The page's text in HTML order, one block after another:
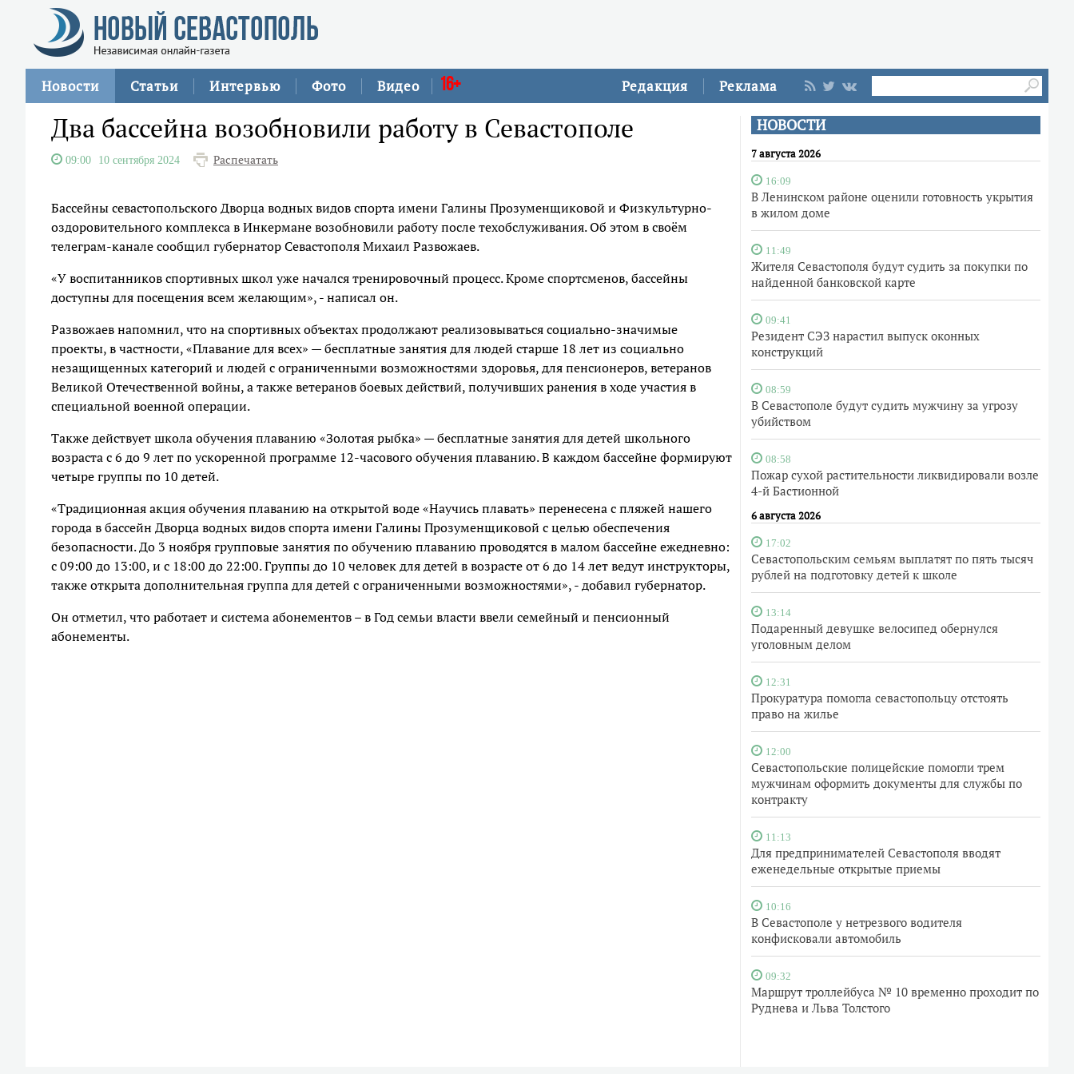
Редакция Реклама
Новости Статьи Интервью Фото Видео 16+
НОВОСТИ
7 августа 2026
16:09
В Ленинском районе оценили готовность укрытия
в жилом доме
11:49
Жителя Севастополя будут судить за покупки по
найденной банковской карте
09:41
Резидент СЭЗ нарастил выпуск оконных
конструкций
08:59
В Севастополе будут судить мужчину за угрозу
убийством
08:58
Пожар сухой растительности ликвидировали возле
4-й Бастионной
6 августа 2026
17:02
Севастопольским семьям выплатят по пять тысяч
рублей на подготовку детей к школе
13:14
Подаренный девушке велосипед обернулся
уголовным делом
12:31
Прокуратура помогла севастопольцу отстоять
право на жилье
12:00
Севастопольские полицейские помогли трем
мужчинам оформить документы для службы по
контракту
11:13
Для предпринимателей Севастополя вводят
еженедельные открытые приемы
10:16
В Севастополе у нетрезвого водителя
конфисковали автомобиль
09:32
Маршрут троллейбуса № 10 временно проходит по
Руднева и Льва Толстого
Два бассейна возобновили работу в Севастополе
09:00 10 сентября 2024 Распечатать
Бассейны севастопольского Дворца водных видов спорта имени Галины Прозуменщиковой и Физкультурно-
оздоровительного комплекса в Инкермане возобновили работу после техобслуживания. Об этом в своём
телеграм-канале сообщил губернатор Севастополя Михаил Развожаев.
«У воспитанников спортивных школ уже начался тренировочный процесс. Кроме спортсменов, бассейны
доступны для посещения всем желающим», - написал он.
Развожаев напомнил, что на спортивных объектах продолжают реализовываться социально-значимые
проекты, в частности, «Плавание для всех» — бесплатные занятия для людей старше 18 лет из социально
незащищенных категорий и людей с ограниченными возможностями здоровья, для пенсионеров, ветеранов
Великой Отечественной войны, а также ветеранов боевых действий, получивших ранения в ходе участия в
специальной военной операции.
Также действует школа обучения плаванию «Золотая рыбка» — бесплатные занятия для детей школьного
возраста с 6 до 9 лет по ускоренной программе 12-часового обучения плаванию. В каждом бассейне формируют
четыре группы по 10 детей.
«Традиционная акция обучения плаванию на открытой воде «Научись плавать» перенесена с пляжей нашего
города в бассейн Дворца водных видов спорта имени Галины Прозуменщиковой с целью обеспечения
безопасности. До 3 ноября групповые занятия по обучению плаванию проводятся в малом бассейне ежедневно:
с 09:00 до 13:00, и с 18:00 до 22:00. Группы до 10 человек для детей в возрасте от 6 до 14 лет ведут инструкторы,
также открыта дополнительная группа для детей с ограниченными возможностями», - добавил губернатор.
Он отметил, что работает и система абонементов – в Год семьи власти ввели семейный и пенсионный
абонементы.